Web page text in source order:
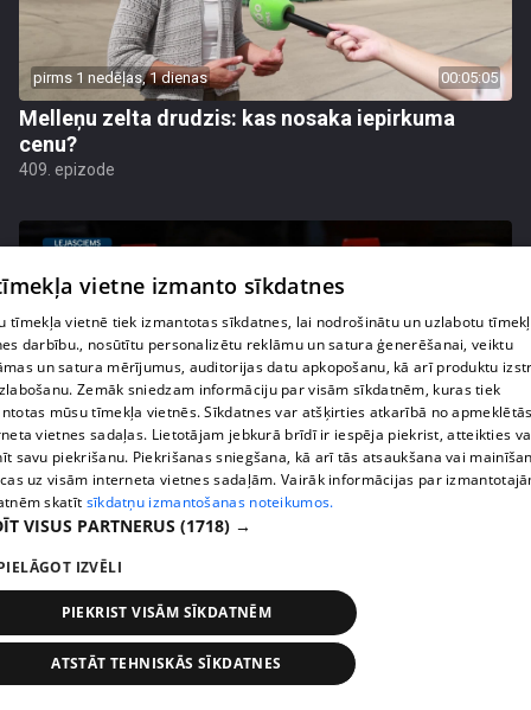
pirms 1 nedēļas, 1 dienas 00:05:05
Melleņu zelta drudzis: kas nosaka iepirkuma
cenu?
409. epizode
pirms 1 nedēļas, 1 dienas 00:02:49
Ogas un sēnes šogad dārgākas, bet uzpirkšanas
punktos to krietni mazāk
409. epizode
vietne izmanto sīkdatnes
tīmekļa vietnē tiek izmantotas sīkdatnes, lai nodrošinātu un uzlabotu
darbību., nosūtītu personalizētu reklāmu un satura ģenerēšanai, veiktu
un satura mērījumus, auditorijas datu apkopošanu, kā arī produktu
Zemāk sniedzam informāciju par visām sīkdatnēm, kuras tiek
mūsu tīmekļa vietnēs. Sīkdatnes var atšķirties atkarībā no
vietnes sadaļas. Lietotājam jebkurā brīdī ir iespēja piekrist, atteikties
savu piekrišanu. Piekrišanas sniegšana, kā arī tās atsaukšana vai
uz visām interneta vietnes sadaļām. Vairāk informācijas par
skatīt sīkdatņu izmantošanas noteikumos.
VISUS PARTNERUS (1718) →
IZVĒLI
PIEKRIST VISĀM SĪKDATNĒM
ATSTĀT TEHNISKĀS SĪKDATNES